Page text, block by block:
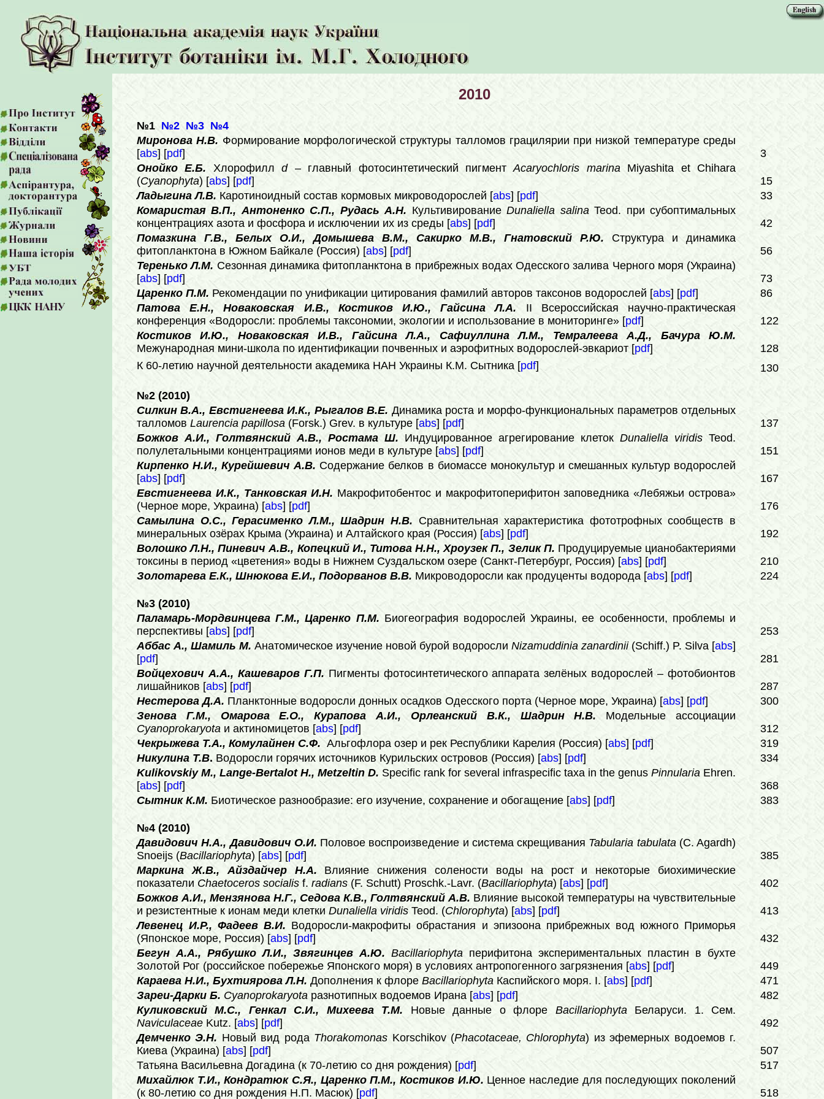
2010
№1 №2 №3 №4
Миронова Н.В. Формирование морфологической структуры талломов грацилярии при низкой температуре среды
[abs] [pdf]
3
Онойко Е.Б. Хлорофиллd– главный фотосинтетический пигментAcaryochloris marinaMiyashita et Chihara
(Cyanophyta) [abs] [pdf]
15
Ладыгина Л.В. Каротиноидный состав кормовых микроводорослей [abs] [pdf]
33
Комаристая В.П., Антоненко С.П., Рудась А.Н. КультивированиеDunaliella salinaTeod. при субоптимальных
концентрациях азота и фосфора и исключении их из среды [abs] [pdf]
42
Помазкина Г.В., Белых О.И., Домышева В.М., Сакирко М.В., Гнатовский Р.Ю. Структура и динамика
фитопланктона в Южном Байкале (Россия) [abs] [pdf]
56
Теренько Л.М. Сезонная динамика фитопланктона в прибрежных водах Одесского залива Черного моря (Украина)
[abs] [pdf]
73
Царенко П.М. Рекомендации по унификации цитирования фамилий авторов таксонов водорослей [abs] [pdf]
86
Патова Е.Н., Новаковская И.В., Костиков И.Ю., Гайсина Л.А. II Всероссийская научно-практическая
конференция «Водоросли: проблемы таксономии, экологии и использование в мониторинге» [pdf]
122
Костиков И.Ю., Новаковская И.В., Гайсина Л.А., Сафиуллина Л.М., Темралеева А.Д., Бачура Ю.М.
Межународная мини-школа по идентификации почвенных и аэрофитных водорослей-эвкариот [pdf]
128
К 60-летию научной деятельности академика НАН Украины К.М. Сытника [pdf] 130
№2 (2010)
Силкин В.А., Евстигнеева И.К., Рыгалов В.Е. Динамика роста и морфо-функциональных параметров отдельных
талломов Laurencia papillosa (Forsk.) Grev. в культуре [abs] [pdf]
137
Божков А.И., Голтвянский А.В., Ростама Ш. Индуцированное агрегирование клеток Dunaliella viridis Teod.
полулетальными концентрациями ионов меди в культуре [abs] [pdf]
151
Кирпенко Н.И., Курейшевич А.В. Содержание белков в биомассе монокультур и смешанных культур водорослей
[abs] [pdf]
167
Евстигнеева И.К., Танковская И.Н. Макрофитобентос и макрофитоперифитон заповедника «Лебяжьи острова»
(Черное море, Украина) [abs] [pdf]
176
Самылина О.С., Герасименко Л.М., Шадрин Н.В. Сравнительная характеристика фототрофных сообществ в
минеральных озёрах Крыма (Украина) и Алтайского края (Россия) [abs] [pdf]
192
Волошко Л.Н., Пиневич А.В., Копецкий И., Титова Н.Н., Хроузек П., Зелик П. Продуцируемые цианобактериями
токсины в период «цветения» воды в Нижнем Суздальском озере (Санкт-Петербург, Россия) [abs] [pdf]
210
Золотарева Е.К., Шнюкова Е.И., Подорванов В.В. Микроводоросли как продуценты водорода [abs] [pdf] 224
№3 (2010)
Паламарь-Мордвинцева Г.М., Царенко П.М. Биогеография водорослей Украины, ее особенности, проблемы и
перспективы [abs] [pdf]
253
Аббас А., Шамиль М. Анатомическое изучение новой бурой водоросли Nizamuddinia zanardinii(Schiff.) P. Silva [abs]
[pdf]
281
Войцехович А.А., Кашеваров Г.П. Пигменты фотосинтетического аппарата зелёных водорослей – фотобионтов
лишайников [abs] [pdf]
287
Нестерова Д.А. Планктонные водоросли донных осадков Одесского порта (Черное море, Украина) [abs] [pdf]
300
Зенова Г.М., Омарова Е.О., Курапова А.И., Орлеанский В.К., Шадрин Н.В. Модельные ассоциации
Cyanoprokaryota и актиномицетов [abs] [pdf]
312
Чекрыжева Т.А., Комулайнен С.Ф. Альгофлора озер и рек Республики Карелия (Россия) [abs] [pdf]
319
Никулина Т.В. Водоросли горячих источников Курильских островов (Россия) [abs] [pdf]
334
Kulikovskiy M., Lange-Bertalot H., Metzeltin D. Specific rank for several infraspecific taxa in the genus Pinnularia Ehren.
[abs] [pdf]
368
Сытник К.М. Биотическое разнообразие: его изучение, сохранение и обогащение [abs] [pdf] 383
№4 (2010)
Давидович Н.А., Давидович О.И. Половое воспроизведение и система скрещивания Tabularia tabulatа(C. Agardh)
Snoeijs (Bacillariophyta) [abs] [pdf]
385
Маркина Ж.В., Айздайчер Н.А. Влияние снижения солености воды на рост и некоторые биохимические
показатели Chaetoceros socialis f. radians(F. Schutt) Proschk.-Lavr. (Bacillariophyta) [abs] [pdf]
402
Божков А.И., Мензянова Н.Г., Седова К.В., Голтвянский А.В. Влияние высокой температуры на чувствительные
и резистентные к ионам меди клетки Dunaliella viridis Teod. (Chlorophyta) [abs] [pdf]
413
Левенец И.Р., Фадеев В.И. Водоросли-макрофиты обрастания и эпизоона прибрежных вод южного Приморья
(Японское море, Россия) [abs] [pdf]
432
Бегун А.А., Рябушко Л.И., Звягинцев А.Ю. Bacillariophyta перифитона экспериментальных пластин в бухте
Золотой Рог (российское побережье Японского моря) в условиях антропогенного загрязнения [abs] [pdf]
449
Караева Н.И., Бухтиярова Л.Н. Дополнения к флоре Bacillariophyta Каспийского моря. I. [abs] [pdf]
471
Зареи-Дарки Б. Cyanoprokaryota разнотипных водоемов Ирана [abs] [pdf]
482
Куликовский М.С., Генкал С.И., Михеева Т.М. Новые данные о флоре Bacillariophyta Беларуси. 1. Сем.
Naviculaceae Kutz. [abs] [pdf]
492
Демченко Э.Н. Новый вид рода Thorakomonas Korschikov (Phacotaceae, Chlorophyta) из эфемерных водоемов г.
Киева (Украина) [abs] [pdf]
507
Татьяна Васильевна Догадина (к 70-летию со дня рождения) [pdf]
517
Михайлюк Т.И., Кондратюк С.Я., Царенко П.М., Костиков И.Ю. Ценное наследие для последующих поколений
(к 80-летию со дня рождения Н.П. Масюк) [pdf] 518